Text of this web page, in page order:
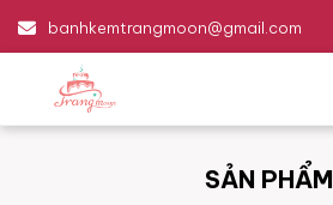
banhkemtrangmoon@gmail.com
SẢN PHẨM